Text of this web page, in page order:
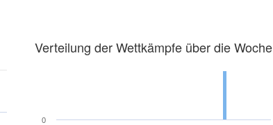
Verteilung der Wettkämpfe über die Woche
0